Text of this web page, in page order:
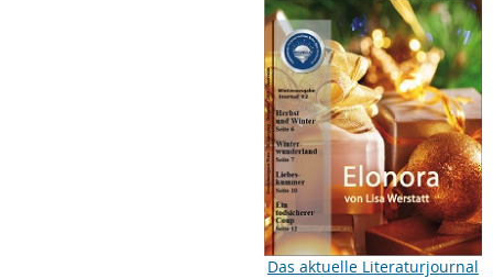
Das aktuelle Literaturjournal